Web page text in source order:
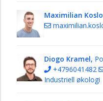
Maximilian
Diogo Kramel,
+4796041482
Industriell økologi